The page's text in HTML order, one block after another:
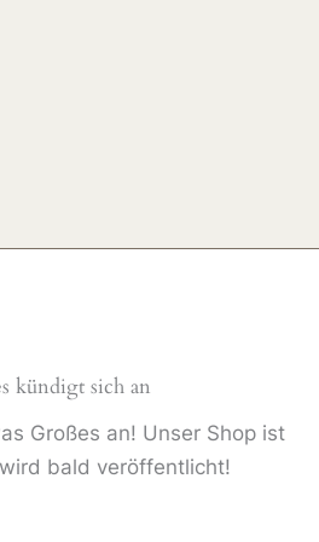
kündigt sich an
Großes an! Unser Shop ist
bald veröffentlicht!